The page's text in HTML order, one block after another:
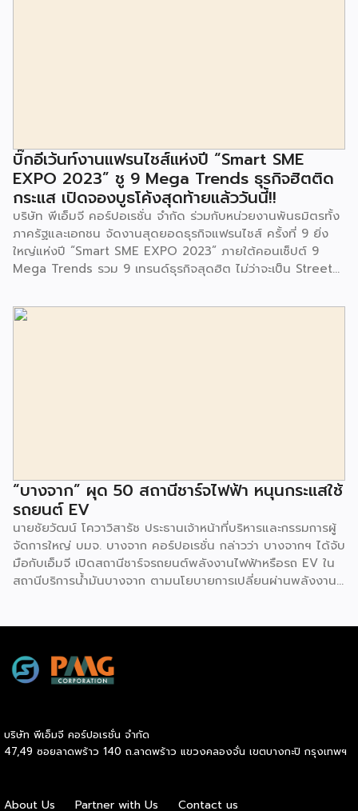
จนประชาชนในชุมชนและพื้นที่ใกล้เคียง รวมถึงคณะครู ผู้ปกครอง
และนักเรียนจากศูนย์พัฒนาเด็กเล็กก่อนวัยเรียน ชุมชนเกาะมุสลิม
ร่วมเป็นเกียรติในพิธีดังกล่าว โครงการกำจัดมูลฝอยด้วยวิธีการ
เผาไหม้ฯ ยังมีกิจกรรมเพื่อสังคมหรือ CSR อื่นๆ อีกมากมาย กับ
ชุมชนรอบๆ พื้นที่โครงการอย่างต่อเนื่อง อาทิ การลงพื้นที่
ประชาสัมพันธ์ […]
บิ๊กอีเว้นท์งานแฟรนไชส์แห่งปี “Smart SME
EXPO 2023” ชู 9 Mega Trends ธุรกิจฮิตติด
กระแส เปิดจองบูธโค้งสุดท้ายแล้ววันนี้!!
บริษัท พีเอ็มจี คอร์ปอเรชั่น จำกัด ร่วมกับหน่วยงานพันธมิตรทั้ง
ภาครัฐและเอกชน จัดงานสุดยอดธุรกิจแฟรนไชส์ ครั้งที่ 9 ยิ่ง
ใหญ่แห่งปี “Smart SME EXPO 2023” ภายใต้คอนเซ็ปต์ 9
Mega Trends รวม 9 เทรนด์ธุรกิจสุดฮิต ไม่ว่าจะเป็น Street
Trends, Coffee & Beverage Trends, Education Trends,
Health & Wellness Trends, E-Commerce Trends,
“บางจาก” ผุด 50 สถานีชาร์จไฟฟ้า หนุนกระแสใช้
รถยนต์ EV
นายชัยวัฒน์ โควาวิสารัช ประธานเจ้าหน้าที่บริหารและกรรมการผู้
จัดการใหญ่ บมจ. บางจาก คอร์ปอเรชั่น กล่าวว่า บางจากฯ ได้จับ
มือกับเอ็มจี เปิดสถานีชาร์จรถยนต์พลังงานไฟฟ้าหรือรถ EV ใน
สถานีบริการน้ำมันบางจาก ตามนโยบายการเปลี่ยนผ่านพลังงาน
สถานีบริการน้ำมันบางจากมีสถานีชาร์จรถ EV ทั้งในกรุงเทพฯ
และต่างจังหวัด ครอบคลุมทั่วประเทศ .โดยความร่วมมือครั้งนี้
สถานีชาร์จรถยนต์ไฟฟ้า “MG Super Charge” ในสถานีบริการ
น้ำมันบางจาก ครอบคลุมทั้งในเขตกรุงเทพฯ นนทบุรีและ
บริษัท พีเอ็มจี คอร์ปอเรชั่น จำกัด
47,49 ซอยลาดพร้าว 140 ถ.ลาดพร้าว แขวงคลองจั่น เขตบางกะปิ กรุงเทพฯ
About Us Partner with Us Contact us